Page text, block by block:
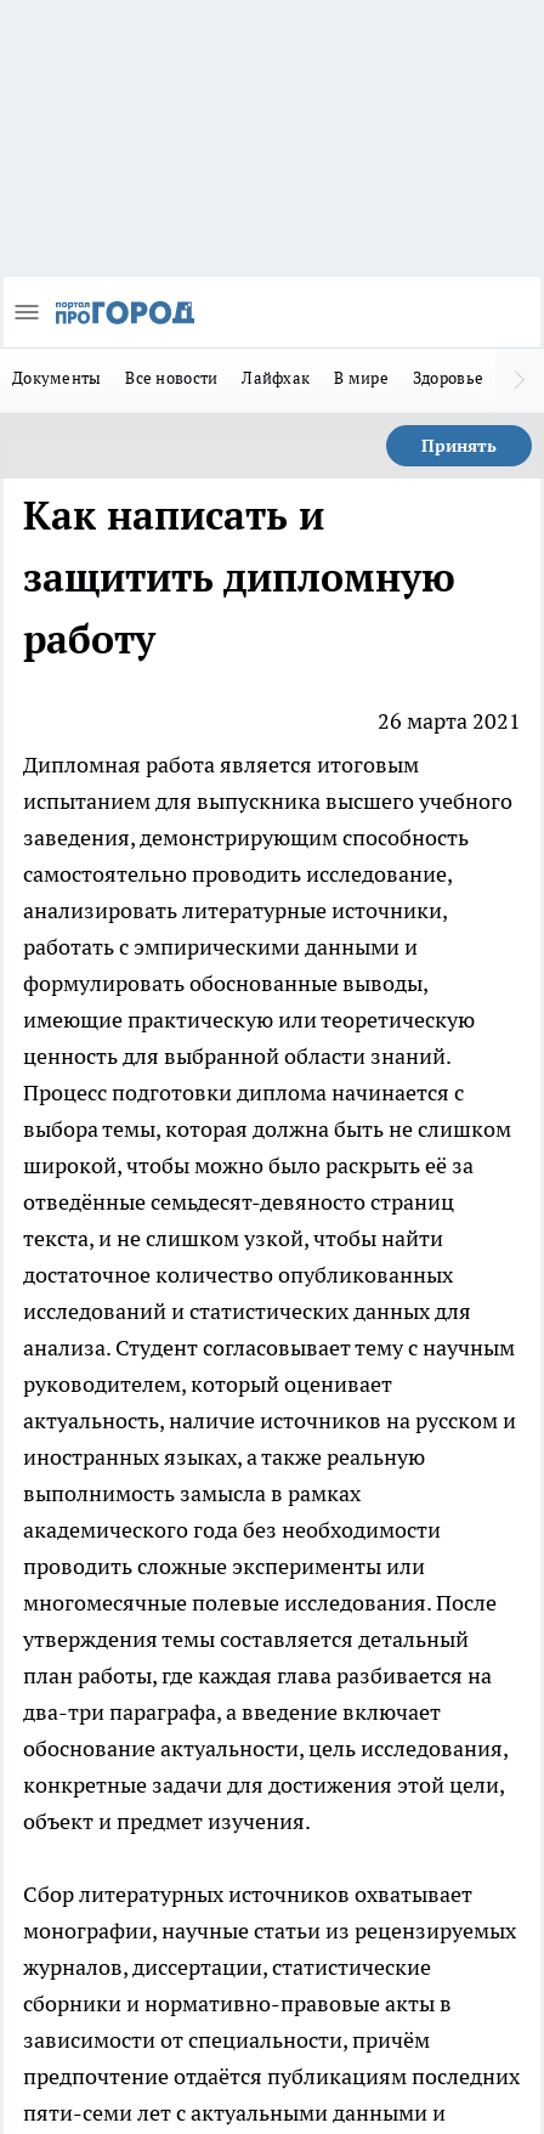
Документы Все новости Лайфхак В мире Здоровье
Принять
Как написать и
защитить дипломную
работу
26 марта 2021
Дипломная работаявляется итоговым
испытанием для выпускника высшего учебного
заведения, демонстрирующим способность
самостоятельно проводить исследование,
анализировать литературные источники,
работать с эмпирическими данными и
формулировать обоснованные выводы,
имеющие практическую или теоретическую
ценность для выбранной области знаний.
Процесс подготовки диплома начинается с
выбора темы, которая должна быть не слишком
широкой, чтобы можно было раскрыть её за
отведённые семьдесят-девяносто страниц
текста, и не слишком узкой, чтобы найти
достаточное количество опубликованных
исследований и статистических данных для
анализа. Студент согласовывает тему с научным
руководителем, который оценивает
актуальность, наличие источников на русском и
иностранных языках, а также реальную
выполнимость замысла в рамках
академического года без необходимости
проводить сложные эксперименты или
многомесячные полевые исследования. После
утверждения темы составляется детальный
план работы, где каждая глава разбивается на
два-три параграфа, а введение включает
обоснование актуальности, цель исследования,
конкретные задачи для достижения этой цели,
объект и предмет изучения.
Сбор литературных источников охватывает
монографии, научные статьи из рецензируемых
журналов, диссертации, статистические
сборники и нормативно-правовые акты в
зависимости от специальности, причём
предпочтение отдаётся публикациям последних
пяти-семи лет с актуальными данными и